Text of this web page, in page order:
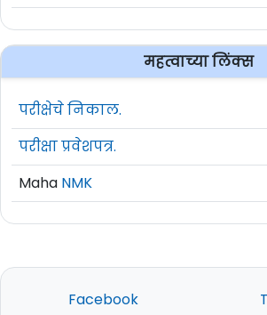
महत्वाच्या लिंक्स
परीक्षेचे निकाल.
परीक्षा प्रवेशपत्र.
Maha NMK
Facebook